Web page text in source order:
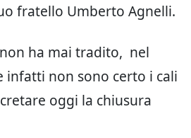
fratello Umberto Agnelli.
ha mai tradito, nel
infatti non sono certo i cali
oggi la chiusura